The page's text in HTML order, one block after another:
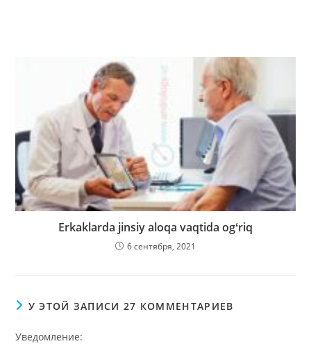
Erkaklarda jinsiy aloqa vaqtida ogʻriq
6 сентября, 2021
У ЭТОЙ ЗАПИСИ 27 КОММЕНТАРИЕВ
Уведомление: